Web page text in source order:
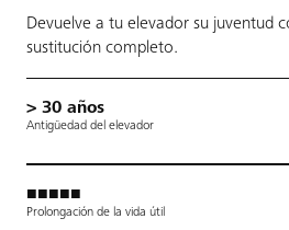
Devuelve a tu elevador su juventud
sustitución completo.
> 30 años
Antigüedad del elevador
■■■■■
Prolongación de la vida útil